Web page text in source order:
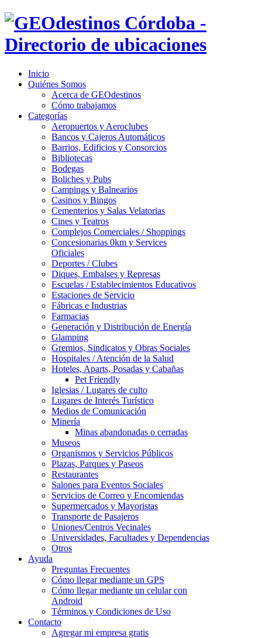
Inicio
Quiénes Somos
Acerca de GEOdestinos
Cómo trabajamos
Categorías
Aeropuertos y Aeroclubes
Bancos y Cajeros Automáticos
Barrios, Edificios y Consorcios
Bibliotecas
Bodegas
Boliches y Pubs
Campings y Balnearios
Casinos y Bingos
Cementerios y Salas Velatorias
Cines y Teatros
Complejos Comerciales / Shoppings
Concesionarias 0km y Services
Oficiales
Deportes / Clubes
Diques, Embalses y Represas
Escuelas / Establecimientos Educativos
Estaciones de Servicio
Fábricas e Industrias
Farmacias
Generación y Distribución de Energía
Glamping
Gremios, Sindicatos y Obras Sociales
Hospitales / Atención de la Salud
Hoteles, Aparts, Posadas y Cabañas
Pet Friendly
Iglesias / Lugares de culto
Lugares de Interés Turístico
Medios de Comunicación
Minería
Minas abandonadas o cerradas
Museos
Organismos y Servicios Públicos
Plazas, Parques y Paseos
Restaurantes
Salones para Eventos Sociales
Servicios de Correo y Encomiendas
Supermercados y Mayoristas
Transporte de Pasajeros
Uniones/Centros Vecinales
Universidades, Facultades y Dependencias
Otros
Ayuda
Preguntas Frecuentes
Cómo llegar mediante un GPS
Cómo llegar mediante un celular con
Android
Términos y Condiciones de Uso
Contacto
Agregar mi empresa gratis